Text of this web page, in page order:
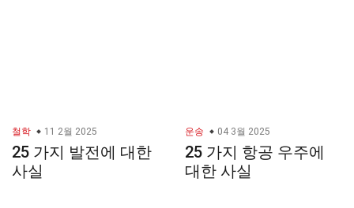
철학 11 2월 2025
25 가지 발전에 대한
사실
운송 04 3월 2025
25 가지 항공 우주에
대한 사실